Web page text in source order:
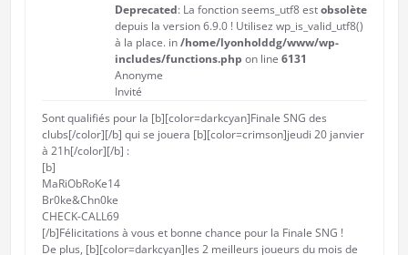
Deprecated: La fonction seems_utf8 estobsolète
depuis la version 6.9.0 ! Utilisez wp_is_valid_utf8()
à la place. in/home/lyonholddg/www/wp-
includes/functions.php on line 6131
Anonyme
Invité
Sont qualifiés pour la [b][color=darkcyan]Finale SNG des
clubs[/color][/b] qui se jouera [b][color=crimson]jeudi 20 janvier
à 21h[/color][/b] :
[b]
MaRiObRoKe14
Br0ke&Chn0ke
CHECK-CALL69
[/b]Félicitations à vous et bonne chance pour la Finale SNG !
De plus, [b][color=darkcyan]les 2 meilleurs joueurs du mois de